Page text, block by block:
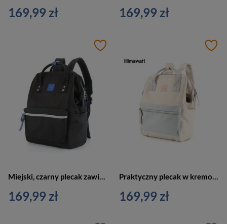
169,99 zł 169,99 zł
169,99 zł 169,99 zł